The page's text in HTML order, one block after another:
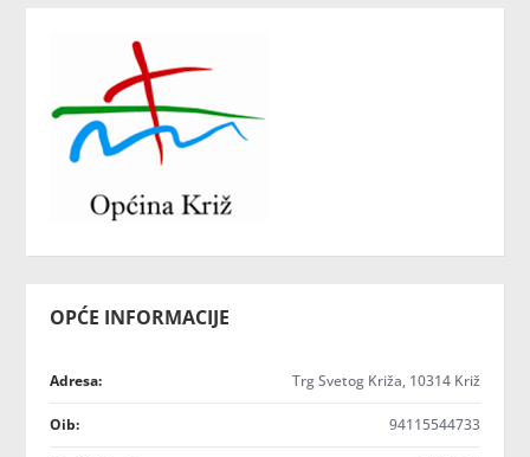
OPĆE INFORMACIJE
Adresa: Trg Svetog Križa, 10314 Križ
Oib: 94115544733